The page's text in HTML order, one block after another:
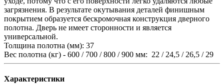
загрязнения. В результате окутывания деталей финишным
покрытием образуется бескромочная конструкция дверного
полотна. Дверь не имеет сторонности и является
универсальной.
Толщина полотна (мм): 37
Вес полотна (кг) - 600 / 700 / 800 / 900 мм: 22 / 24,5 / 26,5 / 29
Характеристики